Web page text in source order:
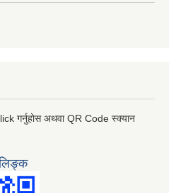
गर्नुहोस अथवा QR Code स्क्यान
लिङ्क